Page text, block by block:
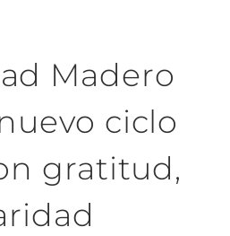
Madero
ciclo
gratitud,